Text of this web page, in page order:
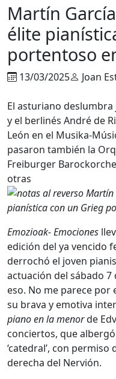
Martín
élite
portentoso
13/03/2025 Joan
El asturiano
y el berlinés André de
León en el Musika-
pasaron también la
Freiburger
otras
Emozioak- Emociones
edición del ya vencido
derrochó el joven
actuación del sábado
eso. No me parece
su brava y emotiva
piano en la menorde
conciertos, que
‘catedral’, con
derecha del Nervión.